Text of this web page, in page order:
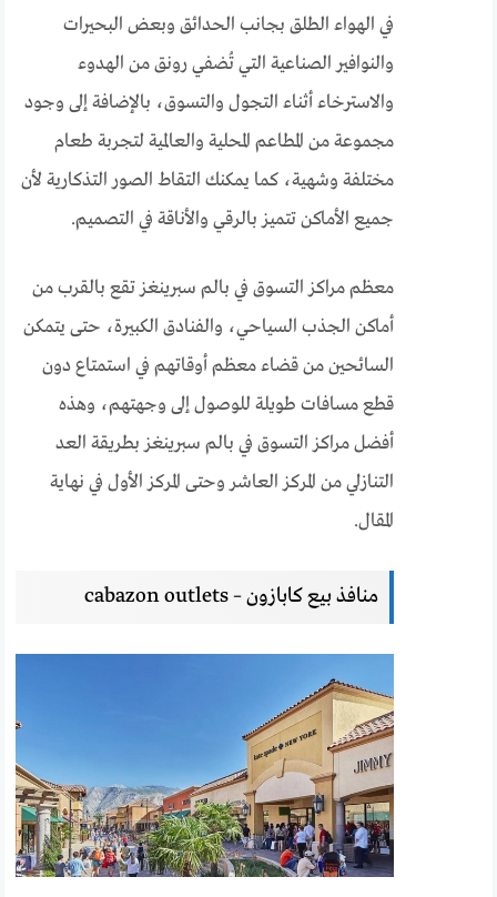
في الهواء الطلق بجانب الحدائق وبعض البحيرات
والنوافير الصناعية التي تُضفي رونق من الهدوء
والاسترخاء أثناء التجول والتسوق، بالإضافة إلى وجود
مجموعة من المطاعم المحلية والعالمية لتجربة طعام
مختلفة وشهية، كما يمكنك التقاط الصور التذكارية لأن
جميع الأماكن تتميز بالرقي والأناقة في التصميم.
معظم مراكز التسوق في بالم سبرينغز تقع بالقرب من
أماكن الجذب السياحي، والفنادق الكبيرة، حتى يتمكن
السائحين من قضاء معظم أوقاتهم في استمتاع دون
قطع مسافات طويلة للوصول إلى وجهتهم، وهذه
أفضل مراكز التسوق في بالم سبرينغز بطريقة العد
التنازلي من المركز العاشر وحتى المركز الأول في نهاية
المقال.
منافذ بيع كابازون – cabazon outlets